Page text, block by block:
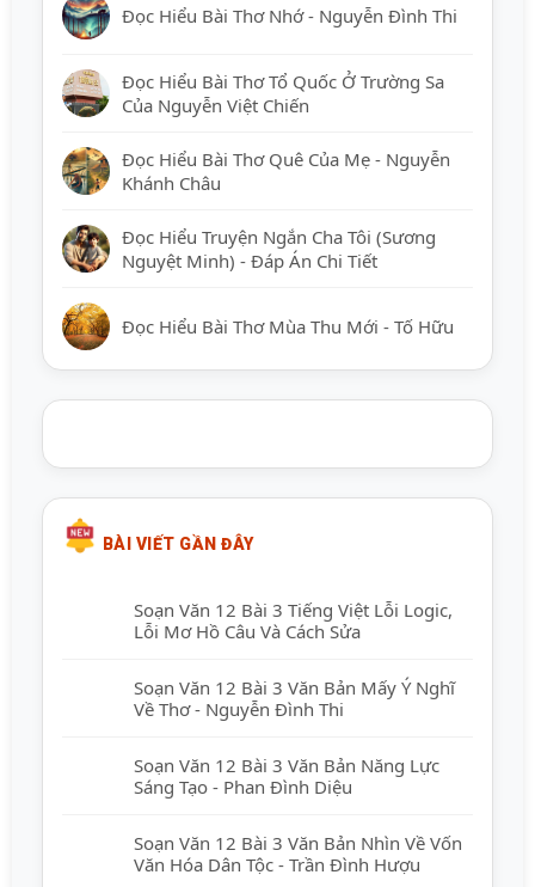
Đọc Hiểu Bài Thơ Nhớ - Nguyễn Đình Thi
Đọc Hiểu Bài Thơ Tổ Quốc Ở Trường Sa
Của Nguyễn Việt Chiến
Đọc Hiểu Bài Thơ Quê Của Mẹ - Nguyễn
Khánh Châu
Đọc Hiểu Truyện Ngắn Cha Tôi (Sương
Nguyệt Minh) - Đáp Án Chi Tiết
Đọc Hiểu Bài Thơ Mùa Thu Mới - Tố Hữu
BÀI VIẾT GẦN ĐÂY
Soạn Văn 12 Bài 3 Tiếng Việt Lỗi Logic,
Lỗi Mơ Hồ Câu Và Cách Sửa
Soạn Văn 12 Bài 3 Văn Bản Mấy Ý Nghĩ
Về Thơ - Nguyễn Đình Thi
Soạn Văn 12 Bài 3 Văn Bản Năng Lực
Sáng Tạo - Phan Đình Diệu
Soạn Văn 12 Bài 3 Văn Bản Nhìn Về Vốn
Văn Hóa Dân Tộc - Trần Đình Hượu